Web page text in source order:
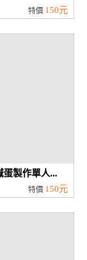
特價 150元
蛋製作單人...
特價 150元